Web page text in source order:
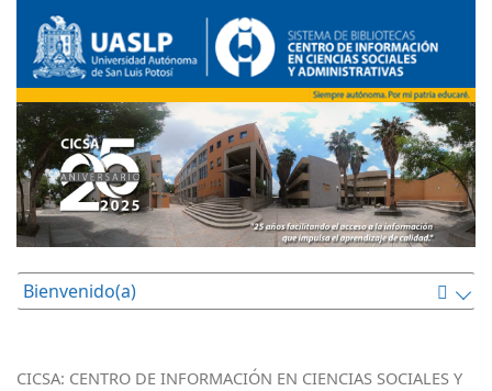
Bienvenido(a)
CICSA: CENTRO DE INFORMACIÓN EN CIENCIAS SOCIALES Y